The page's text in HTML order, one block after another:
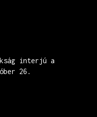
interjú a
26.